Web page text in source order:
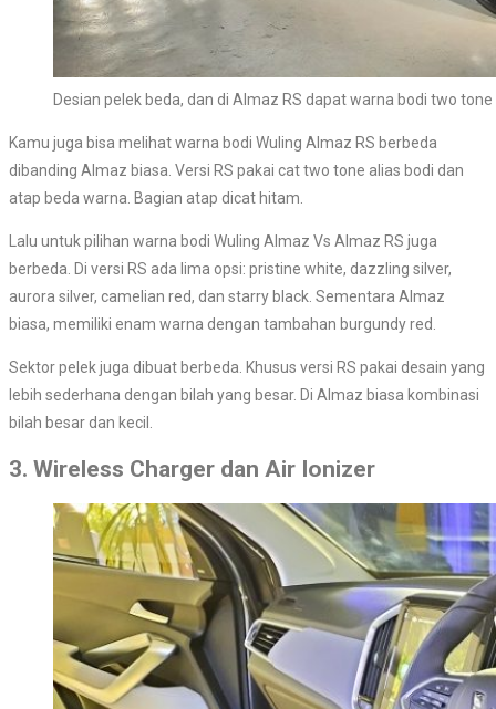
Desian pelek beda, dan di Almaz RS dapat warna bodi two tone
Kamu juga bisa melihat warna bodi Wuling Almaz RS berbeda
dibanding Almaz biasa. Versi RS pakai cat two tone alias bodi dan
atap beda warna. Bagian atap dicat hitam.
Lalu untuk pilihan warna bodi Wuling Almaz Vs Almaz RS juga
berbeda. Di versi RS ada lima opsi: pristine white, dazzling silver,
aurora silver, camelian red, dan starry black. Sementara Almaz
biasa, memiliki enam warna dengan tambahan burgundy red.
Sektor pelek juga dibuat berbeda. Khusus versi RS pakai desain yang
lebih sederhana dengan bilah yang besar. Di Almaz biasa kombinasi
bilah besar dan kecil.
3. Wireless Charger dan Air Ionizer